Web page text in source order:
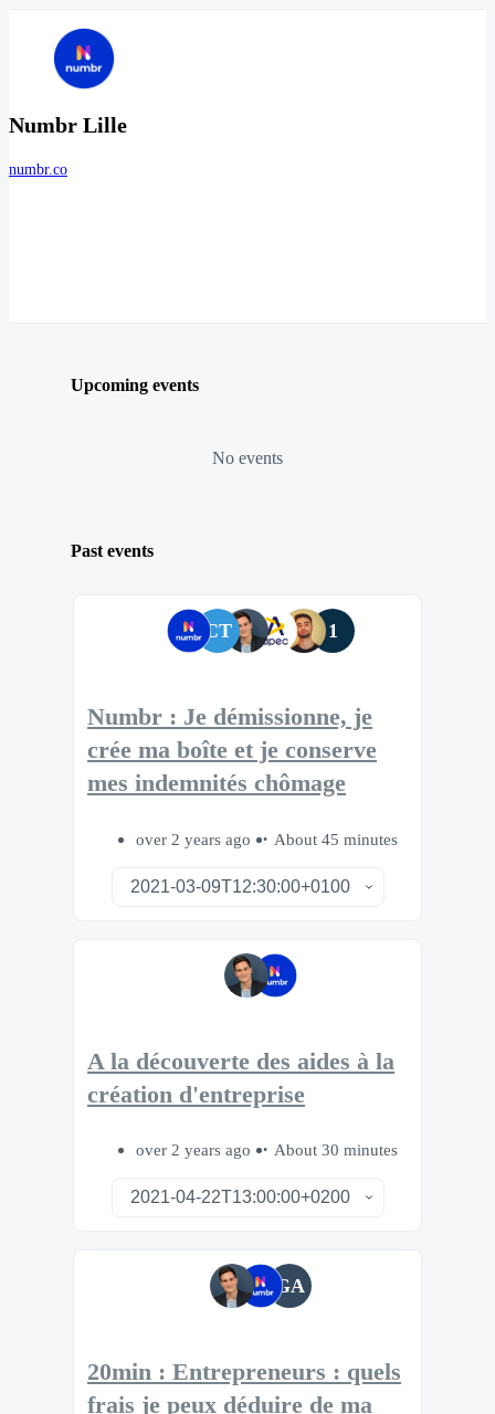
Numbr Lille
numbr.co
Upcoming events
No events
Past events
CT 1
Numbr : Je démissionne, je
crée ma boîte et je conserve
mes indemnités chômage
over 2 years ago About 45 minutes
A la découverte des aides à la
création d'entreprise
over 2 years ago About 30 minutes
GA
20min : Entrepreneurs : quels
frais je peux déduire de ma